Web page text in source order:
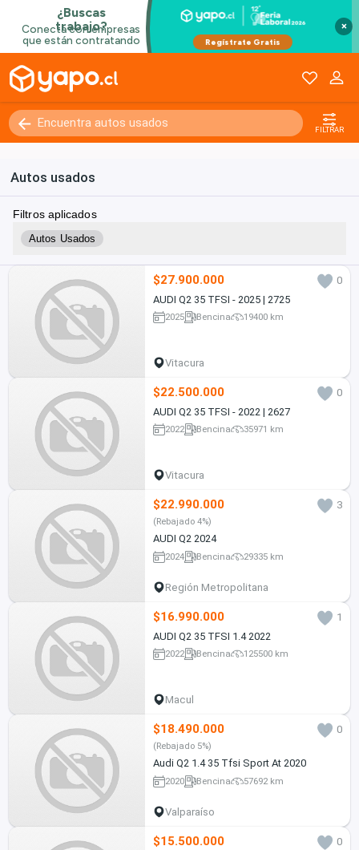
×
FILTRAR
Autos usados
Filtros aplicados
Autos Usados
$27.900.000
0
AUDI Q2 35 TFSI - 2025 | 2725
2025 Bencina 19400 km
Vitacura
$22.500.000
0
AUDI Q2 35 TFSI - 2022 | 2627
2022 Bencina 35971 km
Vitacura
$22.990.000 3
(Rebajado 4%)
AUDI Q2 2024
2024 Bencina 29335 km
Región Metropolitana
$16.990.000
1
AUDI Q2 35 TFSI 1.4 2022
2022 Bencina 125500 km
Macul
$18.490.000 0
(Rebajado 5%)
Audi Q2 1.4 35 Tfsi Sport At 2020
2020 Bencina 57692 km
Valparaíso
$15.500.000
0